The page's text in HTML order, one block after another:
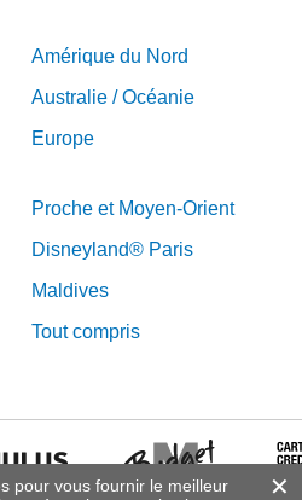
pour vous fournir le meilleur
Amérique du Nord
Australie / Océanie
Europe
Proche et Moyen-Orient
Disneyland® Paris
Maldives
Tout compris